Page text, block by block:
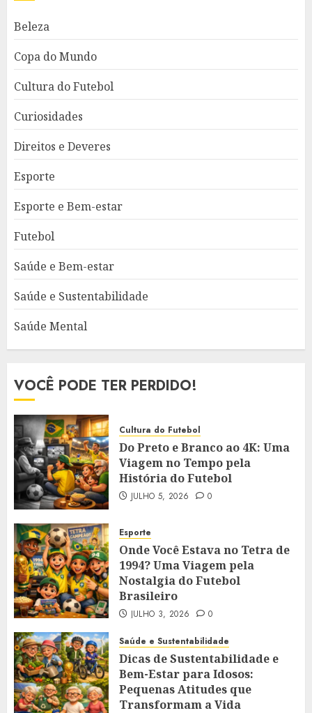
Beleza
Copa do Mundo
Cultura do Futebol
Curiosidades
Direitos e Deveres
Esporte
Esporte e Bem-estar
Futebol
Saúde e Bem-estar
Saúde e Sustentabilidade
Saúde Mental
VOCÊ PODE TER PERDIDO!
Cultura do Futebol
Do Preto e Branco ao 4K: Uma
Viagem no Tempo pela
História do Futebol
JULHO 5, 2026 0
Esporte
Onde Você Estava no Tetra de
1994? Uma Viagem pela
Nostalgia do Futebol
Brasileiro
JULHO 3, 2026 0
Saúde e Sustentabilidade
Dicas de Sustentabilidade e
Bem-Estar para Idosos:
Pequenas Atitudes que
Transformam a Vida